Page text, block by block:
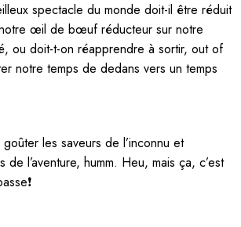
spectacle du monde doit-il être réduit
œil de bœuf réducteur sur notre
ou doit-t-on réapprendre à sortir, out of
notre temps de dedans vers un temps
les saveurs de l’inconnu et
de l’aventure, humm. Heu, mais ça, c’est